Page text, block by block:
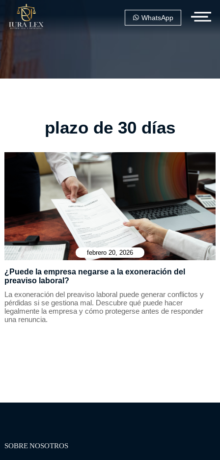
WhatsApp
plazo de 30 días
febrero 20, 2026
¿Puede la empresa negarse a la exoneración del
preaviso laboral?
La exoneración del preaviso laboral puede generar conflictos y
pérdidas si se gestiona mal. Descubre qué puede hacer
legalmente la empresa y cómo protegerse antes de responder
una renuncia.
SOBRE NOSOTROS